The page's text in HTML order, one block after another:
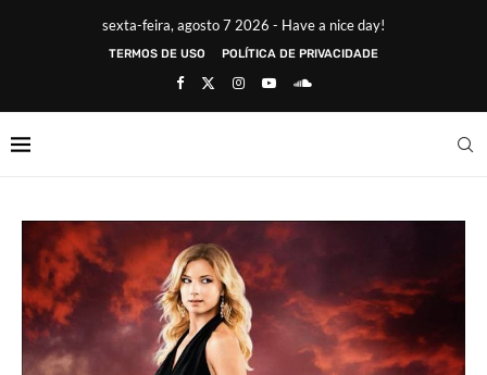
sexta-feira, agosto 7 2026 - Have a nice day!
TERMOS DE USO POLÍTICA DE PRIVACIDADE